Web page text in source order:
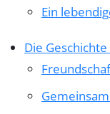
Ein
Die